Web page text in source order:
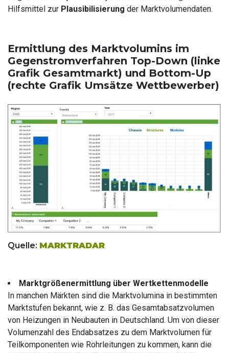
Hilfsmittel zur Plausibilisierung der Marktvolumendaten.
Ermittlung des Marktvolumins im
Gegenstromverfahren Top-Down (linke
Grafik Gesamtmarkt) und Bottom-Up
(rechte Grafik Umsätze Wettbewerber)
Quelle: MARKTRADAR
Marktgrößenermittlung über Wertkettenmodelle
In manchen Märkten sind die Marktvolumina in bestimmten
Marktstufen bekannt, wie z. B. das Gesamtabsatzvolumen
von Heizungen in Neubauten in Deutschland. Um von dieser
Volumenzahl des Endabsatzes zu dem Marktvolumen für
Teilkomponenten wie Rohrleitungen zu kommen, kann die